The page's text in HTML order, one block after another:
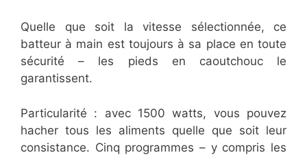
Quelle que soit la vitesse sélectionnée, ce
batteur à main est toujours à sa place en toute
sécurité – les pieds en caoutchouc le
garantissent.
Particularité : avec 1500 watts, vous pouvez
hacher tous les aliments quelle que soit leur
consistance. Cinq programmes – y compris les